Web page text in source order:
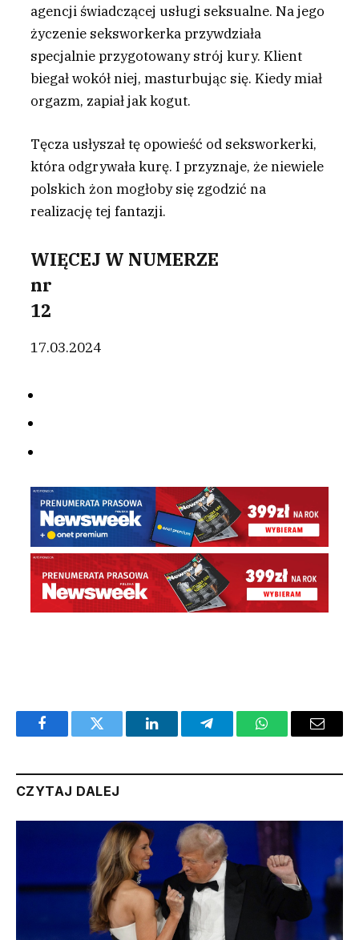
agencji świadczącej usługi seksualne. Na jego
życzenie seksworkerka przywdziała
specjalnie przygotowany strój kury. Klient
biegał wokół niej, masturbując się. Kiedy miał
orgazm, zapiał jak kogut.
Tęcza usłyszał tę opowieść od seksworkerki,
która odgrywała kurę. I przyznaje, że niewiele
polskich żon mogłoby się zgodzić na
realizację tej fantazji.
WIĘCEJ W NUMERZE
nr
12
17.03.2024
FacebookTwitter LinkedInTelegramWhatsAppEmail
CZYTAJ DALEJ